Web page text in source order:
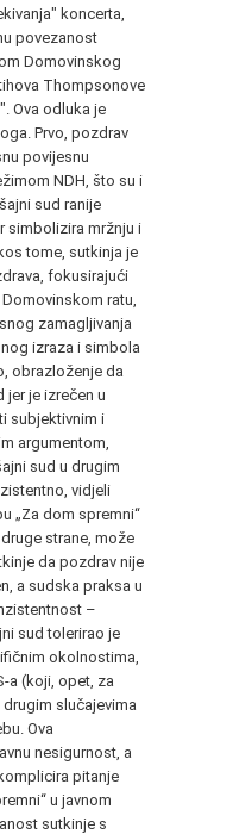
koncerta,
povezanost
Domovinskog
Thompsonove
Ova odluka je
Prvo, pozdrav
povijesnu
NDH, što su i
sud ranije
simbolizira mržnju i
tome, sutkinja je
fokusirajući
ratu,
zamagljivanja
izraza i simbola
obrazloženje da
jer je izrečen u
subjektivnim i
argumentom,
sud u drugim
vidjeli
„Za dom spremni“
strane, može
da pozdrav nije
a sudska praksa u
–
sud tolerirao je
okolnostima,
a (koji, opet, za
slučajevima
Ova
nesigurnost, a
pitanje
u javnom
sutkinje s